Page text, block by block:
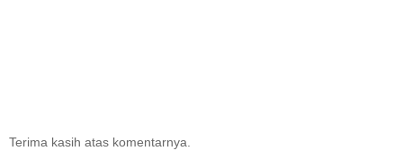
Terima kasih atas komentarnya.